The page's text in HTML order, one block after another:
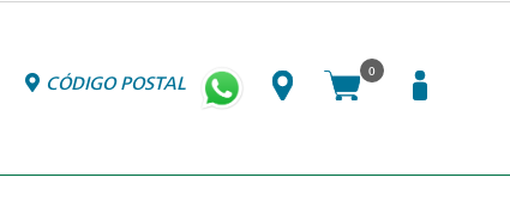
CÓDIGO POSTAL
0